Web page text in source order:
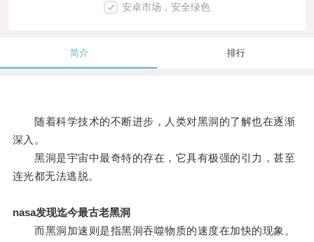
安卓市场，安全绿色
简介 排行
随着科学技术的不断进步，人类对黑洞的了解也在逐渐
深入。
黑洞是宇宙中最奇特的存在，它具有极强的引力，甚至
连光都无法逃脱。
nasa发现迄今最古老黑洞
而黑洞加速则是指黑洞吞噬物质的速度在加快的现象。